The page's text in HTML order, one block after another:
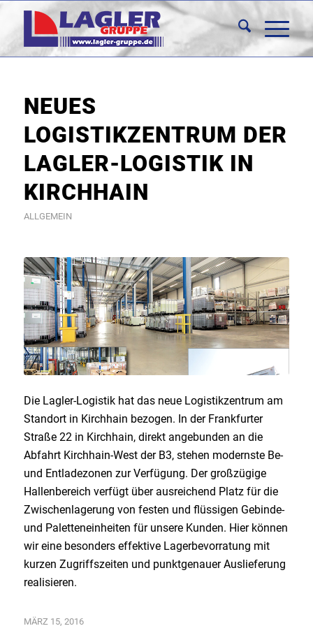
NEUES
LOGISTIKZENTRUM DER
LAGLER-LOGISTIK IN
KIRCHHAIN
ALLGEMEIN
Die Lagler-Logistik hat das neue Logistikzentrum am
Standort in Kirchhain bezogen. In der Frankfurter
Straße 22 in Kirchhain, direkt angebunden an die
Abfahrt Kirchhain-West der B3, stehen modernste Be-
und Entladezonen zur Verfügung. Der großzügige
Hallenbereich verfügt über ausreichend Platz für die
Zwischenlagerung von festen und flüssigen Gebinde-
und Paletteneinheiten für unsere Kunden. Hier können
wir eine besonders effektive Lagerbevorratung mit
kurzen Zugriffszeiten und punktgenauer Auslieferung
realisieren.
MÄRZ 15, 2016